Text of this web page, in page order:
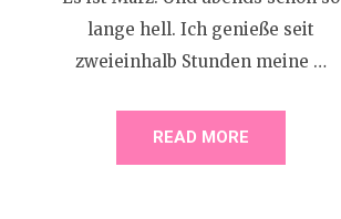
lange hell. Ich genieße seit
zweieinhalb Stunden meine …
READ MORE